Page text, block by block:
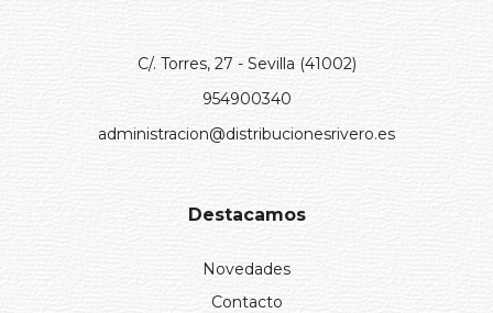
C/. Torres, 27 - Sevilla (41002)
954900340
administracion@distribucionesrivero.es
Destacamos
Novedades
Contacto